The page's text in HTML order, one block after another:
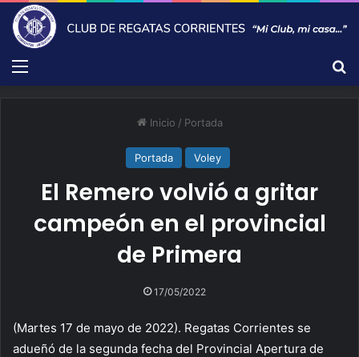
Menú
Inicio / Portada
Portada Voley
El Remero volvió a gritar
campeón en el provincial
de Primera
17/05/2022
(Martes 17 de mayo de 2022). Regatas Corrientes se
adueñó de la segunda fecha del Provincial Apertura de